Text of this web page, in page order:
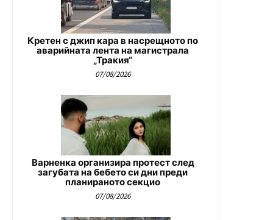
Кретен с джип кара в насрещното по
аварийната лента на магистрала
„Тракия“
07/08/2026
Варненка организира протест след
загубата на бебето си дни преди
планираното секцио
07/08/2026